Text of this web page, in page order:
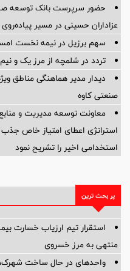
حضور سرپرست بانک توسعه
عزاداران حسینی در مسیر
سهم برزیل در نیمه نخست
تردد در شلمچه از مرز یک و
دیدار مدیر هماهنگی مناطق
صنعتی کاوه
معاونت توسعه مدیریت و
استراتژی اعطای امتیاز خاص
استخدامی اخیر را تشریح نمود
پر بحث ترین
استقرار تیم ارزیاب خسارت
منتهی به مرز خسروی
واحدهای در حال ساخت